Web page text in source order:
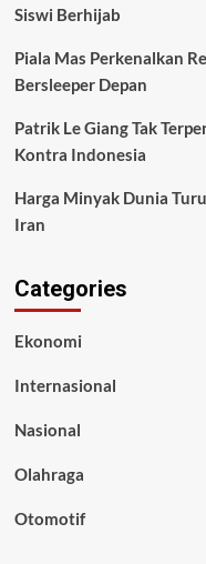
Siswi Berhijab
Piala Mas Perkenalkan
Bersleeper Depan
Patrik Le Giang Tak
Kontra Indonesia
Harga Minyak Dunia
Iran
Categories
Ekonomi
Internasional
Nasional
Olahraga
Otomotif